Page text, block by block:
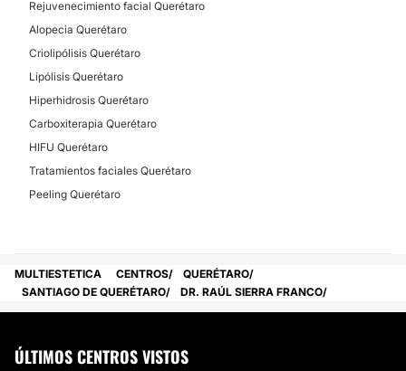
Rejuvenecimiento facial Querétaro
Alopecia Querétaro
Criolipólisis Querétaro
Lipólisis Querétaro
Hiperhidrosis Querétaro
Carboxiterapia Querétaro
HIFU Querétaro
Tratamientos faciales Querétaro
Peeling Querétaro
MULTIESTETICA CENTROS
QUERÉTARO
SANTIAGO DE QUERÉTARO
DR. RAÚL SIERRA FRANCO
ÚLTIMOS CENTROS VISTOS